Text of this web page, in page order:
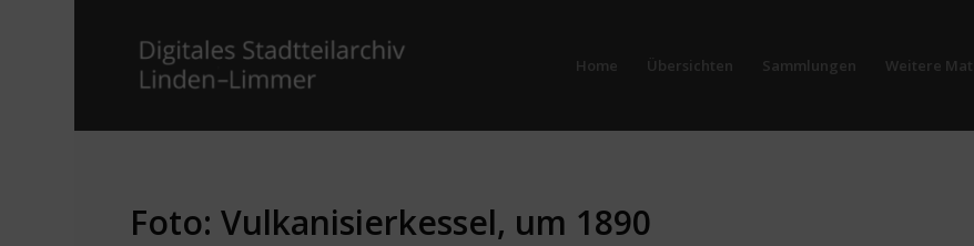
Home Übersichten Sammlungen Weitere
Foto: Vulkanisierkessel, um 1890